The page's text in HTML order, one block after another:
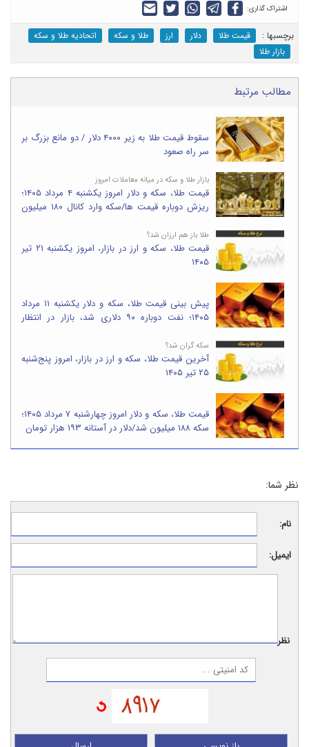
اشتراک گذاری:
برچسب‎ها : قیمت طلا دلار ارز طلا و سکه
اتحادیه طلا و سکه
بازار طلا
مطالب مرتبط
سقوط قیمت طلا به زیر ۴۰۰۰ دلار / دو مانع بزرگ بر
سر راه صعود
بازار طلا و سکه در میانه معاملات امروز
قیمت طلا، سکه و دلار امروز یکشنبه ۴ مرداد ۱۴۰۵؛
ریزش دوباره قیمت ها/سکه وارد کانال ۱۸۰ میلیون
طلا باز هم ارزان شد؟
قیمت طلا، سکه و ارز در بازار، امروز یکشنبه ۲۱ تیر
۱۴۰۵
پیش بینی قیمت طلا، سکه و دلار یکشنبه ۱۱ مرداد
۱۴۰۵؛ نفت دوباره ۹۰ دلاری شد، بازار در انتظار
سکه گران شد؟
آخرین قیمت طلا، سکه و ارز در بازار، امروز پنج‌شنبه
۲۵ تیر ۱۴۰۵
قیمت طلا، سکه و دلار امروز چهارشنبه ۷ مرداد ۱۴۰۵؛
سکه ۱۸۸ میلیون شد/دلار در آستانه ۱۹۳ هزار تومان
نظر شما:
نام:
ایمیل:
نظر: